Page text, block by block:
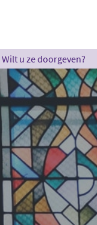
Wilt u ze doorgeven?